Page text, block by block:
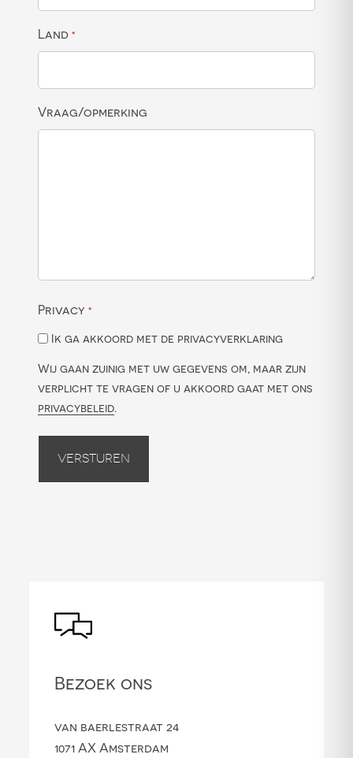
Land *
Vraag/opmerking
Privacy *
Ik ga akkoord met de privacyverklaring
Wij gaan zuinig met uw gegevens om, maar zijn
verplicht te vragen of u akkoord gaat met ons
privacybeleid.
Versturen
Bezoek ons
van baerlestraat 24
1071 AX Amsterdam